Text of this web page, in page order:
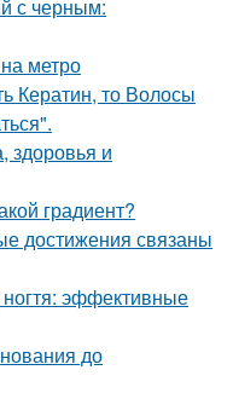
с черным:
метро
Кератин, то Волосы
здоровья и
градиент?
достижения связаны
ногтя: эффективные
до